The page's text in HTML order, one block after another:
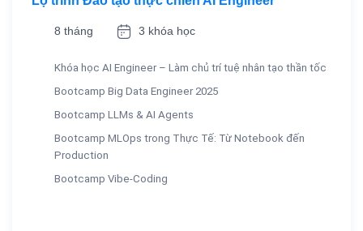
8 tháng 3 khóa học
Khóa học AI Engineer – Làm chủ trí tuệ nhân tạo thần tốc
Bootcamp Big Data Engineer 2025
Bootcamp LLMs & AI Agents
Bootcamp MLOps trong Thực Tế: Từ Notebook đến
Production
Bootcamp Vibe-Coding